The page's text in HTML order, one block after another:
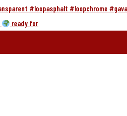
ready for